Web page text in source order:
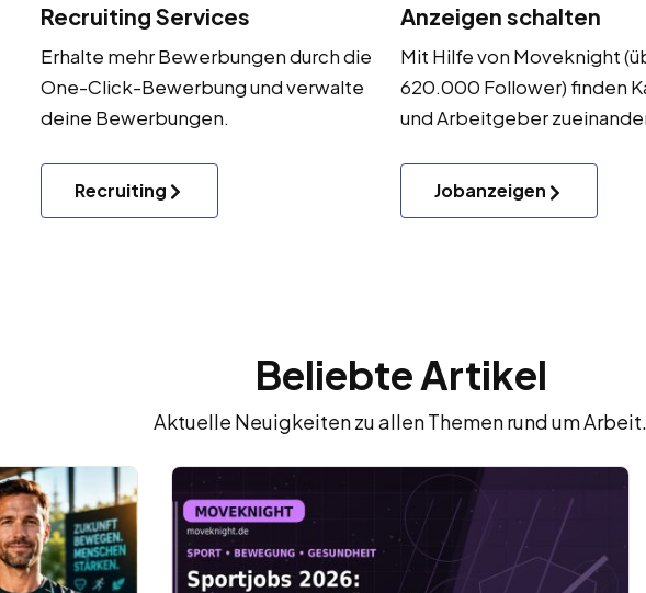
Recruiting Services
Erhalte mehr Bewerbungen durch die
One-Click-Bewerbung und verwalte
deine Bewerbungen.
Recruiting
Anzeigen schalten
Mit Hilfe von Moveknight
620.000 Follower) finden
und Arbeitgeber
Jobanzeigen
Beliebte Artikel
Aktuelle Neuigkeiten zu allen Themen rund um Arbeit.